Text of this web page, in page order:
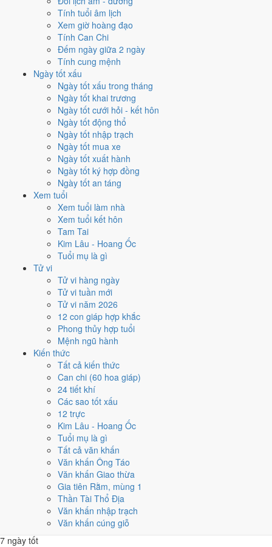
Tính tuổi âm lịch
Xem giờ hoàng đạo
Tính Can Chi
Đếm ngày giữa 2 ngày
Tính cung mệnh
Ngày tốt xấu
Ngày tốt xấu trong tháng
Ngày tốt khai trương
Ngày tốt cưới hỏi - kết hôn
Ngày tốt động thổ
Ngày tốt nhập trạch
Ngày tốt mua xe
Ngày tốt xuất hành
Ngày tốt ký hợp đồng
Ngày tốt an táng
Xem tuổi
Xem tuổi làm nhà
Xem tuổi kết hôn
Tam Tai
Kim Lâu - Hoang Ốc
Tuổi mụ là gì
Tử vi
Tử vi hàng ngày
Tử vi tuần mới
Tử vi năm 2026
12 con giáp hợp khắc
Phong thủy hợp tuổi
Mệnh ngũ hành
Kiến thức
Tất cả kiến thức
Can chi (60 hoa giáp)
24 tiết khí
Các sao tốt xấu
12 trực
Kim Lâu - Hoang Ốc
Tuổi mụ là gì
Tất cả văn khấn
Văn khấn Ông Táo
Văn khấn Giao thừa
Gia tiên Rằm, mùng 1
Thần Tài Thổ Địa
Văn khấn nhập trạch
Văn khấn cúng giỗ
mang Can Ất hành Mộc. So với hành Vận thì
. Theo Huyền Không, đây là năm cần giữ thế, tránh mở rộng dàn
Thất Xích Đoài Kim
Vận 7 · Hạ Nguyên · 1984 - 2003
Đoài · Chính Tây
Thất Xích (7)
Lịch âm dương 12 tháng năm
1995 có gì đáng chú ý?
12 tháng dương năm 1995 trải trên các tháng âm từ
năm Giáp Tuấtđếntháng 11 âm năm Ất Hợi
nên có 13 tháng âm, các mốc âm lịch nửa cuối năm lùi lại
Năm 1995 có
90 ngày từ mức Tốt trở lên
với 10 ngày. Ít nhất là tháng 10, chỉ 4 ngày, nên tránh xếp việc lớn
Các mốc lớn rơi vào:Ông Công Ông Táo 23/1
Lễ Vu Lan 10/8 ,Tết Trung Thu 9/9
nhanh 12 tháng theo số ngày tốt, còn lưới ngày của từng tháng nằm
ngay sau đó.
Tháng 12 âm (Đinh Sửu)
Tháng 1 âm (Mậu Dần)
Tháng 2 âm (Kỷ Mão)
Tháng 3 âm (Canh Thìn)
Tháng 4 âm (Tân Tỵ)
7 ngày tốt